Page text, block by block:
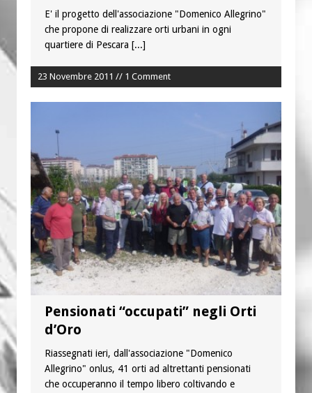
E' il progetto dell'associazione "Domenico Allegrino"
che propone di realizzare orti urbani in ogni
quartiere di Pescara [...]
23 Novembre 2011 // 1 Comment
Pensionati “occupati” negli Orti
d’Oro
Riassegnati ieri, dall'associazione "Domenico
Allegrino" onlus, 41 orti ad altrettanti pensionati
che occuperanno il tempo libero coltivando e